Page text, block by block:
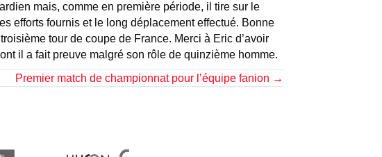
mais, comme en première période, il tire sur le
efforts fournis et le long déplacement effectué. Bonne
tour de coupe de France. Merci à Eric d’avoir
il a fait preuve malgré son rôle de quinzième homme.
Premier match de championnat pour l’équipe fanion →